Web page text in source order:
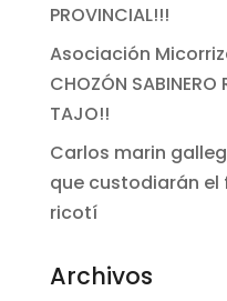
PROVINCIAL!!!
Asociación
CHOZÓN SABINERO
TAJO!!
Carlos marin
que custodiarán
ricotí
Archivos